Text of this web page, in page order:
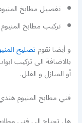
تفصيل مطابخ
تركيب مطابخ
و أيضا نقومتصليح
بالاضافة الى تركيب
أو المنازل و الفلل.
فني مطابخ المنيوم